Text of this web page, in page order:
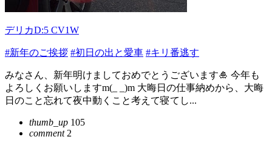
デリカD:5 CV1W
#新年のご挨拶 #初日の出と愛車 #キリ番逃す
みなさん、新年明けましておめでとうございます🎍 今年も
よろしくお願いしますm(_ _)m 大晦日の仕事納めから、大晦
日のこと忘れて夜中動くこと考えて寝てし...
thumb_up 105
comment2